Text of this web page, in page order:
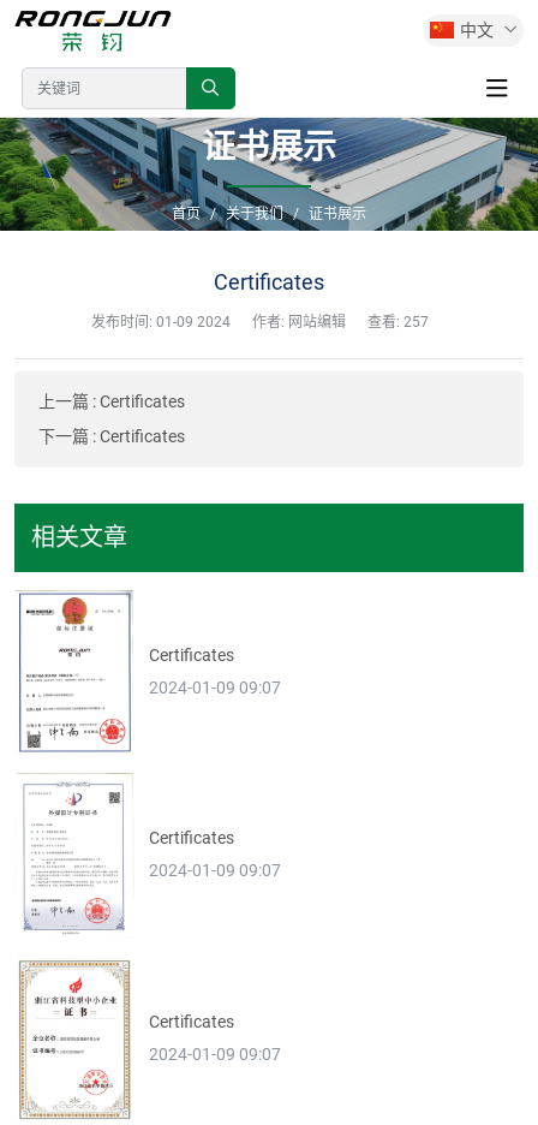
中文
证书展示
首页 关于我们 证书展示
Certificates
发布时间: 01-09 2024 作者: 网站编辑 查看: 257
上一篇 :Certificates
下一篇 :Certificates
相关文章
Certificates
2024-01-09 09:07
Certificates
2024-01-09 09:07
Certificates
2024-01-09 09:07